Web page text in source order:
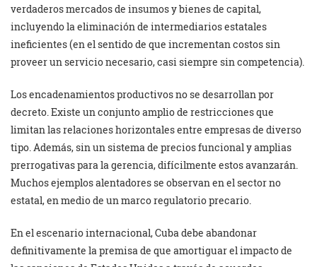
verdaderos mercados de insumos y bienes de capital,
incluyendo la eliminación de intermediarios estatales
ineficientes (en el sentido de que incrementan costos sin
proveer un servicio necesario, casi siempre sin competencia).
Los encadenamientos productivos no se desarrollan por
decreto. Existe un conjunto amplio de restricciones que
limitan las relaciones horizontales entre empresas de diverso
tipo. Además, sin un sistema de precios funcional y amplias
prerrogativas para la gerencia, difícilmente estos avanzarán.
Muchos ejemplos alentadores se observan en el sector no
estatal, en medio de un marco regulatorio precario.
En el escenario internacional, Cuba debe abandonar
definitivamente la premisa de que amortiguar el impacto de